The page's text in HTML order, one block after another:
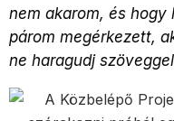
nem akarom, és hogy
párom megérkezett,
ne haragudj